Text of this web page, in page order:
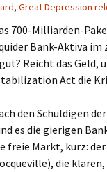
Sonderausgabe
, Great Depression
700-Milliarden-
Bank-Aktiva im
Reicht das Geld,
Act die
den Schuldigen
es die gierigen
Markt, kurz: der
die